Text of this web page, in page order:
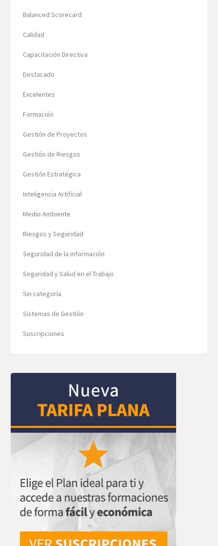
Balanced Scorecard
Calidad
Capacitación Directiva
Destacado
Excelentes
Formación
Gestión de Proyectos
Gestión de Riesgos
Gestión Estratégica
Inteligencia Artificial
Medio Ambiente
Riesgos y Seguridad
Seguridad de la información
Seguridad y Salud en el Trabajo
Sin categoría
Sistemas de Gestión
Suscripciones